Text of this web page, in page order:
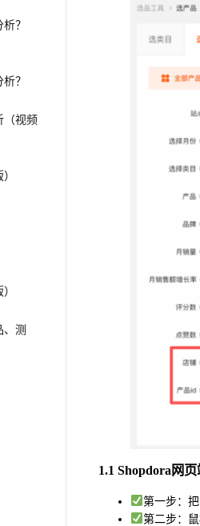
？
？
（视频
、测
1.1 Shopdora网
第一步：
第二步：